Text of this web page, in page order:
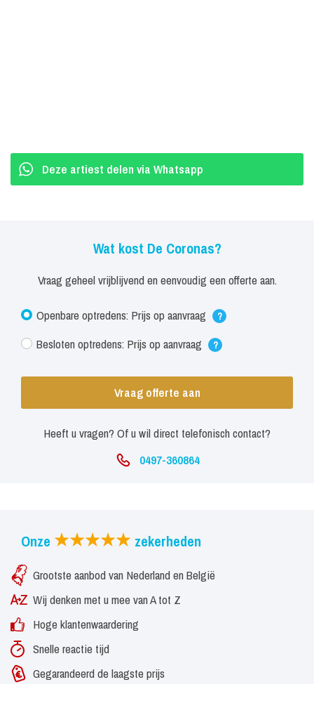
Deze artiest delen via Whatsapp
Wat kost De Coronas?
Vraag geheel vrijblijvend en eenvoudig een offerte aan.
Openbare optredens: Prijs op aanvraag ?
Besloten optredens: Prijs op aanvraag ?
Vraag offerte aan
Heeft u vragen? Of u wil direct telefonisch contact?
0497-360864
Onze zekerheden
Grootste aanbod van Nederland en België
Wij denken met u mee van A tot Z
Hoge klantenwaardering
Snelle reactie tijd
Gegarandeerd de laagste prijs